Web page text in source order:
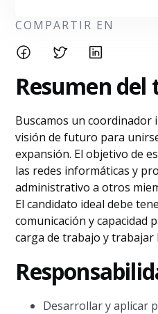
COMPARTIR EN
Resumen
Buscamos un coordinador
visión de futuro para
expansión. El objetivo de
las redes informáticas y
administrativo a otros
El candidato ideal debe
comunicación y capacidad
carga de trabajo y trabajar
Desarrollar y aplicar